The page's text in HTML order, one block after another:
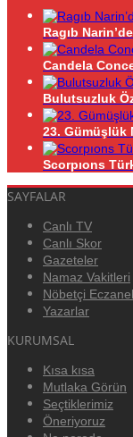
Ragıb
Candela
Bulutsuzluk
23. Gümüşlük
Scorpıons
SAYFALAR
Canlı TV
Canlı Skor
Gazeteler
Namaz Vakitleri
Nöbetçi
Yazarlar
KURUMSAL
Kısa kısa
Mutlaka Görün
Seçtiklerimiz
Öneriyoruz